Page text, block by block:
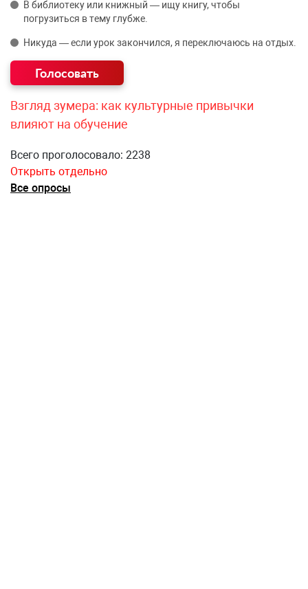
В библиотеку или книжный — ищу книгу, чтобы
погрузиться в тему глубже.
Никуда — если урок закончился, я переключаюсь на отдых.
Взгляд зумера: как культурные привычки
влияют на обучение
Всего проголосовало: 2238
Открыть отдельно
Все опросы